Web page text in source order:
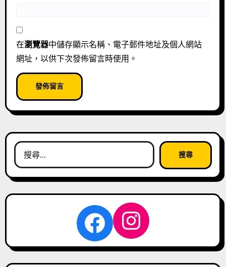
在瀏覽器中儲存顯示名稱、電子郵件地址及個人網站
網址，以供下次發佈留言時使用。
搜
尋
關
Facebook